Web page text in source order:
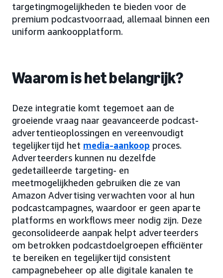
targetingmogelijkheden te bieden voor de
premium podcastvoorraad, allemaal binnen een
uniform aankoopplatform.
Waarom is het belangrijk?
Deze integratie komt tegemoet aan de
groeiende vraag naar geavanceerde podcast-
advertentieoplossingen en vereenvoudigt
tegelijkertijd het media-aankoop proces.
Adverteerders kunnen nu dezelfde
gedetailleerde targeting- en
meetmogelijkheden gebruiken die ze van
Amazon Advertising verwachten voor al hun
podcastcampagnes, waardoor er geen aparte
platforms en workflows meer nodig zijn. Deze
geconsolideerde aanpak helpt adverteerders
om betrokken podcastdoelgroepen efficiënter
te bereiken en tegelijkertijd consistent
campagnebeheer op alle digitale kanalen te